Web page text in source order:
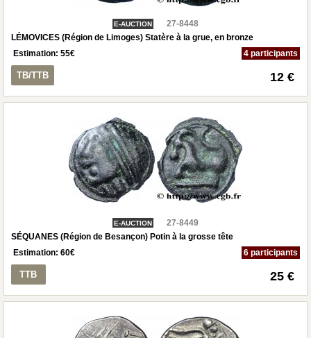
E-AUCTION
27-8448
LÉMOVICES (Région de Limoges) Statère à la grue, en bronze
Estimation: 55€ 4 participants
TB/TTB 12 €
E-AUCTION
27-8449
SÉQUANES (Région de Besançon) Potin à la grosse tête
Estimation: 60€ 6 participants
TTB 25 €